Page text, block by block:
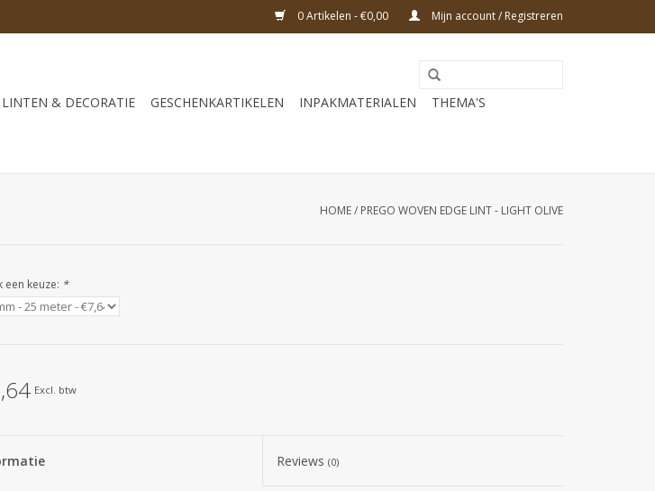
0 Artikelen - €0,00 Mijn account / Registreren
LINTEN & DECORATIE GESCHENKARTIKELEN INPAKMATERIALEN
THEMA'S
HOME/ PREGO WOVEN EDGE LINT - LIGHT OLIVE
een keuze: *
Excl. btw
Reviews(0)